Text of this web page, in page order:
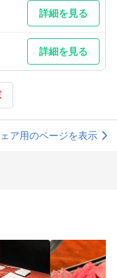
詳細を見る
詳細を見る
ア用のページを表示